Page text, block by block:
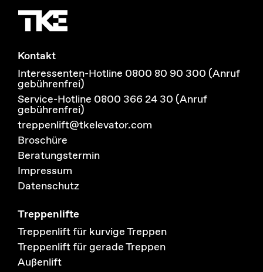
Kontakt
Interessenten-Hotline 0800 80 90 300 (Anruf
gebührenfrei)
Service-Hotline 0800 366 24 30 (Anruf
gebührenfrei)
treppenlift@tkelevator.com
Broschüre
Beratungstermin
Impressum
Datenschutz
Treppenlifte
Treppenlift für kurvige Treppen
Treppenlift für gerade Treppen
Außenlift